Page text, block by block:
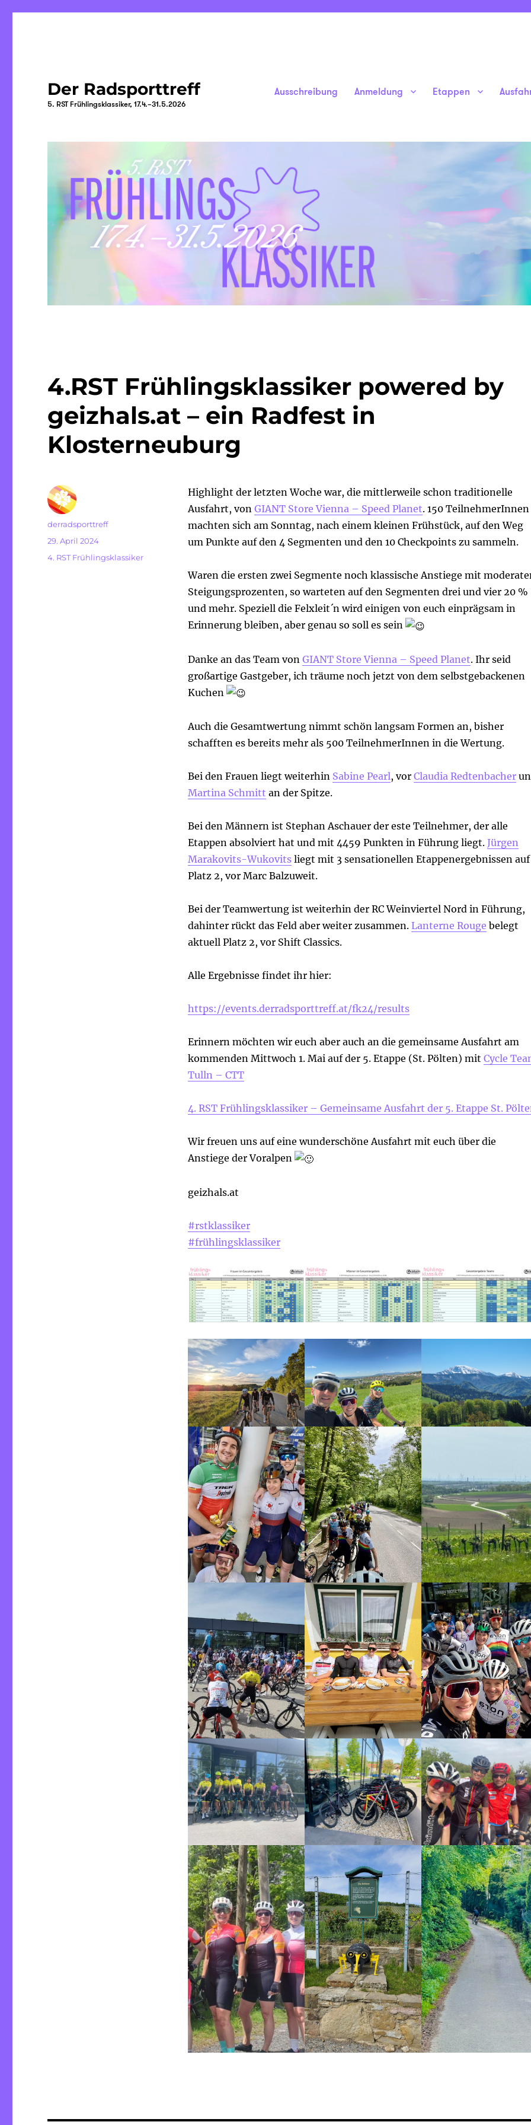
Der Radsporttreff
5. RST Frühlingsklassiker, 17.4.–31.5.2026
Ausschreibung Anmeldung Etappen
4.RST Frühlingsklassiker powered by
geizhals.at – ein Radfest in
Klosterneuburg
Highlight der letzten Woche war, die mittlerweile schon traditionelle
Ausfahrt, von GIANT Store Vienna – Speed Planet. 150 TeilnehmerInnen
machten sich am Sonntag, nach einem kleinen Frühstück, auf den Weg
um Punkte auf den 4 Segmenten und den 10 Checkpoints zu sammeln.
Waren die ersten zwei Segmente noch klassische Anstiege mit
Steigungsprozenten, so warteten auf den Segmenten drei und vier 20 %
und mehr. Speziell die Felxleit´n wird einigen von euch einprägsam in
Erinnerung bleiben, aber genau so soll es sein
Danke an das Team von GIANT Store Vienna – Speed Planet. Ihr seid
großartige Gastgeber, ich träume noch jetzt von dem selbstgebackenen
Kuchen
Auch die Gesamtwertung nimmt schön langsam Formen an, bisher
schafften es bereits mehr als 500 TeilnehmerInnen in die Wertung.
Bei den Frauen liegt weiterhin Sabine Pearl, vor Claudia Redtenbacher
Martina Schmitt an der Spitze.
Bei den Männern ist Stephan Aschauer der este Teilnehmer, der alle
Etappen absolviert hat und mit 4459 Punkten in Führung liegt. Jürgen
Marakovits-Wukovitsliegt mit 3 sensationellen Etappenergebnissen auf
Platz 2, vor Marc Balzuweit.
Bei der Teamwertung ist weiterhin der RC Weinviertel Nord in Führung,
dahinter rückt das Feld aber weiter zusammen. Lanterne Rouge belegt
aktuell Platz 2, vor Shift Classics.
Alle Ergebnisse findet ihr hier:
https://events.derradsporttreff.at/fk24/results
Erinnern möchten wir euch aber auch an die gemeinsame Ausfahrt am
kommenden Mittwoch 1. Mai auf der 5. Etappe (St. Pölten) mit Cycle
Tulln – CTT
4. RST Frühlingsklassiker – Gemeinsame Ausfahrt der 5. Etappe St.
Wir freuen uns auf eine wunderschöne Ausfahrt mit euch über die
Anstiege der Voralpen
geizhals.at
#rstklassiker
#frühlingsklassiker
Autor
derradsporttreff
Veröffentlicht
29. April 2024
Kategorien
4. RST Frühlingsklassiker